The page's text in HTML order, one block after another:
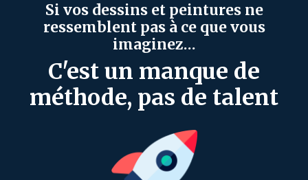
Si vos dessins et peintures ne
ressemblent pas à ce que vous
imaginez…
C'est un manque de
méthode, pas de talent